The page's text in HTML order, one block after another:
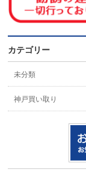
カテゴリー
未分類
神戸買い取り